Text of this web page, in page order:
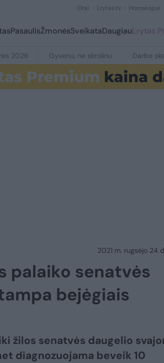
Orai Lrytas.tv Horoskopai
PasaulisŽmonėsSveikataDaugiauLrytas
2026 Gyvenu, ne skrolinu Darbo
2021 m. rugsėjo 24
palaiko senatvės
bejėgiais
žilos senatvės daugelio
diagnozuojama beveik 10